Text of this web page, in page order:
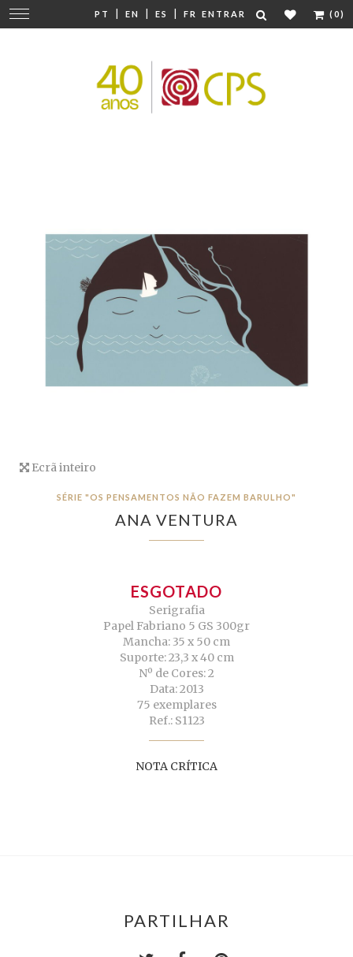
PT | EN | ES | FR ENTRAR (0)
Mudar
navegação
Ecrã inteiro
SÉRIE "OS PENSAMENTOS NÃO FAZEM BARULHO"
ANA VENTURA
ESGOTADO
Serigrafia
Papel Fabriano 5 GS 300gr
Mancha: 35 x 50 cm
Suporte: 23,3 x 40 cm
Nº de Cores: 2
Data: 2013
75 exemplares
Ref.: S1123
NOTA CRÍTICA
PARTILHAR